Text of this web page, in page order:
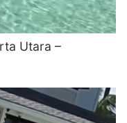
Utara –